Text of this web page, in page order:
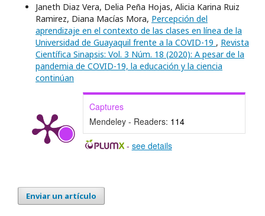
Janeth Diaz Vera, Delia Peña Hojas, Alicia Karina Ruiz
Ramirez, Diana Macías Mora, Percepción del
aprendizaje en el contexto de las clases en línea de la
Universidad de Guayaquil frente a la COVID-19 , Revista
Científica Sinapsis: Vol. 3 Núm. 18 (2020): A pesar de la
pandemia de COVID-19, la educación y la ciencia
continúan
Captures
Mendeley - Readers: 114
- see details
Enviar un artículo